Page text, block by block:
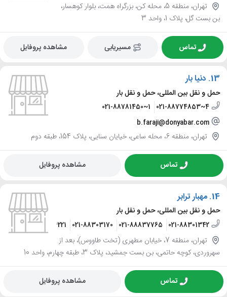
تهران، منطقه 5، محله کن، بزرگراه همت، بلوار کوهسار،
بن بست گل، پلاک 1، واحد 3
تماس مسیریابی مشاهده پروفایل
13. دنیا بار
حمل و نقل بین المللی، حمل و نقل بار
021-88774853~4
021-88781450~1
b.faraji@donyabar.com
تهران، منطقه 6، محله ساعی، خیایان سنایی، پلاک 154، طبقه دوم
تماس مشاهده پروفایل
14. مهبار ترابر
حمل و نقل بین المللی، حمل و نقل بار
021-88301342
021-88837765
021-88303170
021-86026221
تهران، منطقه 7، خیابان مطهری (تخت طاووس)، بعد از
سهروردی، کوچه حاتمی، بن بست جمشید، پلاک 3، طبقه چهارم، واحد 10
تماس مشاهده پروفایل